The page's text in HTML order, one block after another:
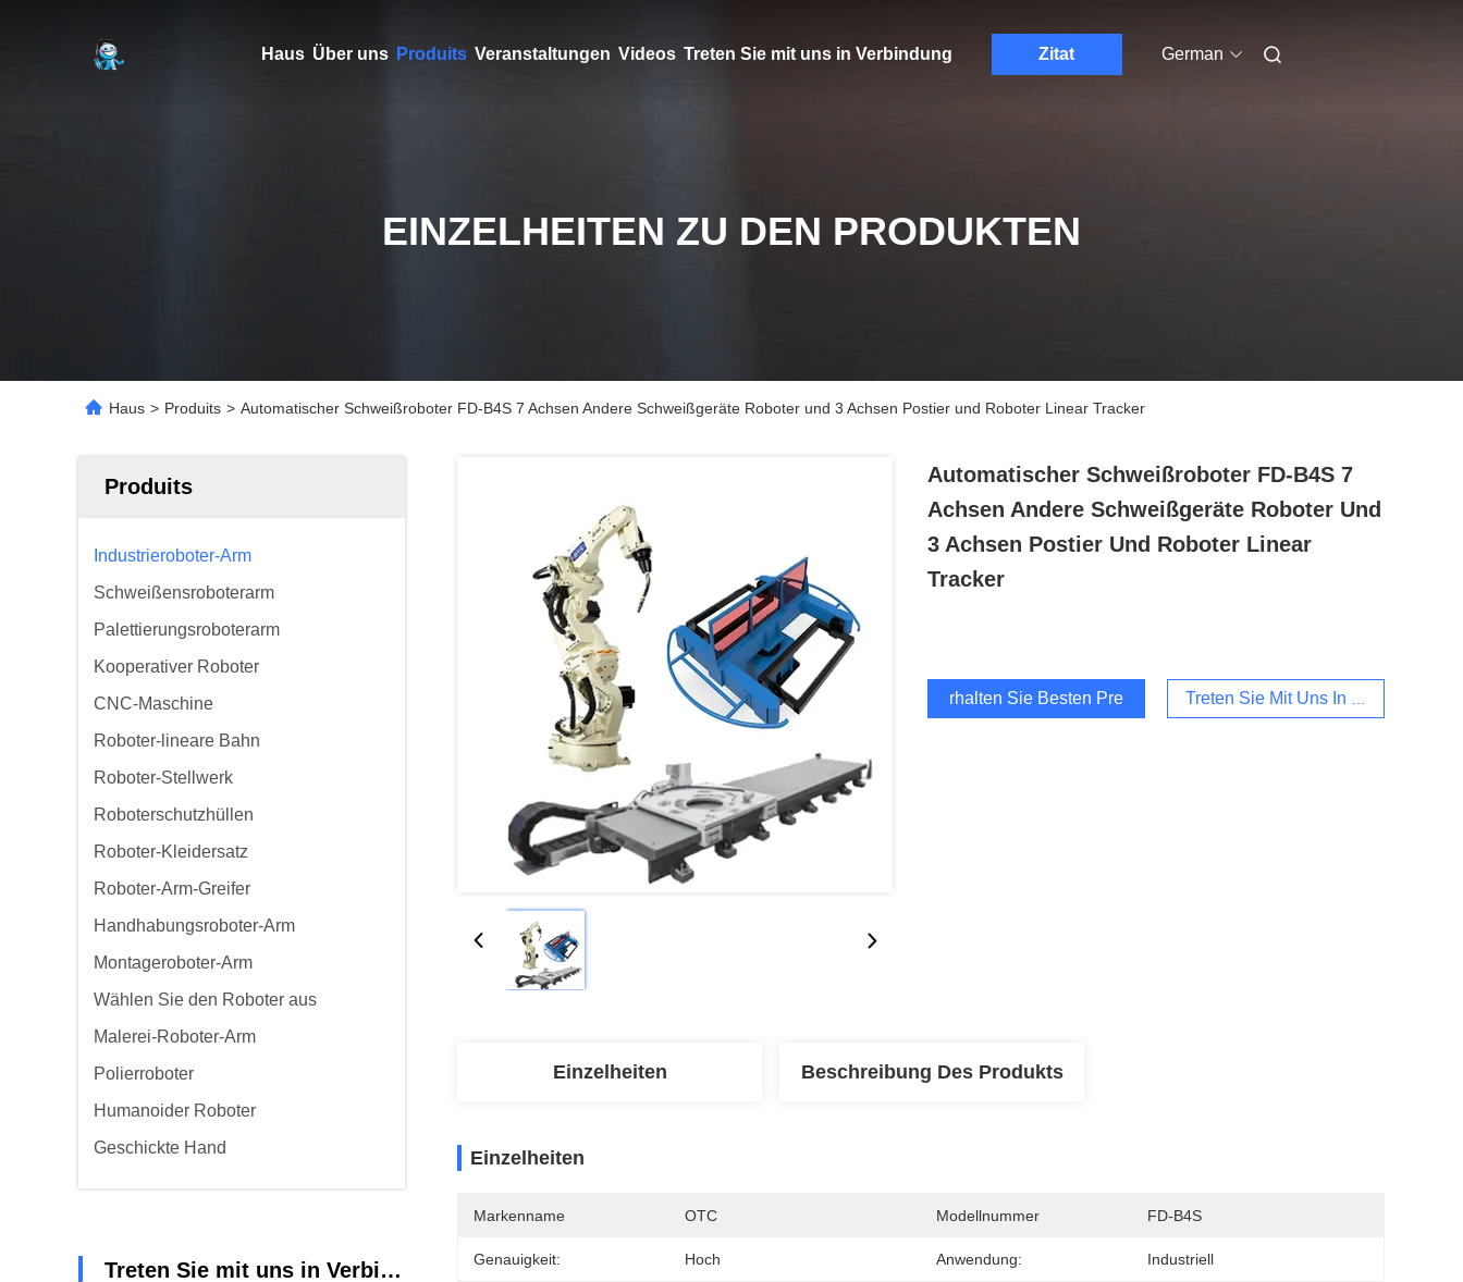
Haus Über uns Produits Veranstaltungen Videos Treten Sie mit uns in Verbindung Zitat German
EINZELHEITEN ZU DEN PRODUKTEN
Haus > Produits > Automatischer Schweißroboter FD-B4S 7 Achsen Andere Schweißgeräte Roboter und 3 Achsen Postier und Roboter Linear Tracker
Produits
Industrieroboter-Arm
Schweißensroboterarm
Palettierungsroboterarm
Kooperativer Roboter
CNC-Maschine
Roboter-lineare Bahn
Roboter-Stellwerk
Roboterschutzhüllen
Roboter-Kleidersatz
Roboter-Arm-Greifer
Handhabungsroboter-Arm
Montageroboter-Arm
Wählen Sie den Roboter aus
Malerei-Roboter-Arm
Polierroboter
Humanoider Roboter
Geschickte Hand
Treten Sie mit uns in Verbindung
Automatischer Schweißroboter FD-B4S 7
Achsen Andere Schweißgeräte Roboter Und
3 Achsen Postier Und Roboter Linear
Tracker
Erhalten Sie Besten Preis Treten Sie Mit Uns In Verbindung
Einzelheiten Beschreibung Des Produkts
Einzelheiten
Markenname OTC Modellnummer FD-B4S
Genauigkeit: Hoch Anwendung: Industriell